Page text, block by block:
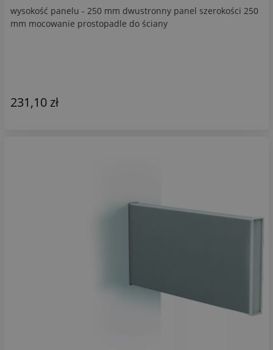
wysokość panelu - 250 mm dwustronny panel szerokości 250
mm mocowanie prostopadle do ściany
231,10 zł